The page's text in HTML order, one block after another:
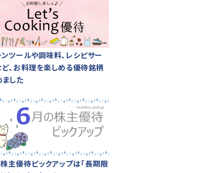
ンツールや調味料、レシピサー
ど、お料理を楽しめる優待銘柄
ました
主優待ピックアップは「長期限